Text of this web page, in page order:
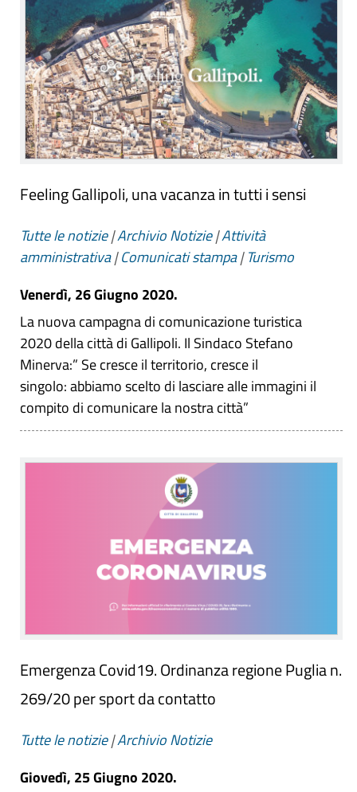
Feeling Gallipoli, una vacanza in tutti i sensi
Tutte le notizie|Archivio Notizie|Attività
amministrativa|Comunicati stampa|Turismo
Venerdì, 26 Giugno 2020.
La nuova campagna di comunicazione turistica
2020 della città di Gallipoli. Il Sindaco Stefano
Minerva:” Se cresce il territorio, cresce il
singolo: abbiamo scelto di lasciare alle immagini il
compito di comunicare la nostra città”
Emergenza Covid19. Ordinanza regione Puglia n.
269/20 per sport da contatto
Tutte le notizie|Archivio Notizie
Giovedì, 25 Giugno 2020.